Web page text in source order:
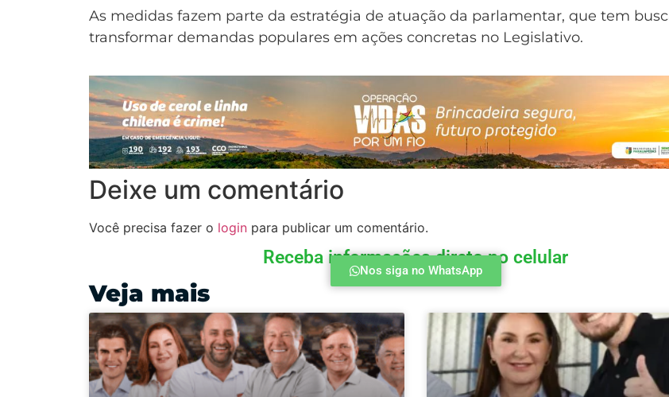
As medidas fazem parte da estratégia de atuação da parlamentar, que tem
transformar demandas populares em ações concretas no Legislativo.
Deixe um comentário
Você precisa fazer o login para publicar um comentário.
Receba informações direto no celular
Nos siga no WhatsApp
Veja mais